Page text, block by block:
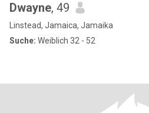
Dwayne, 49
Linstead, Jamaica, Jamaika
Suche: Weiblich 32 - 52